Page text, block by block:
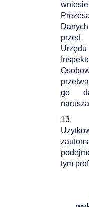
przed
go
13.
tym